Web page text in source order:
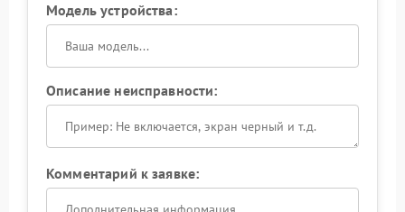
Модель устройства:
Описание неисправности:
Комментарий к заявке: